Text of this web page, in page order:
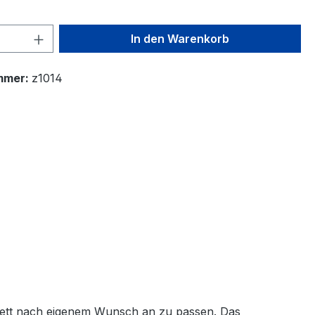
Gib den gewünschten Wert
In den Warenkorb
z1014
nach eigenem Wunsch an zu passen. Das